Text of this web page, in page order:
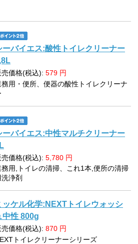
ーバイエス:酸性トイレクリーナー
売価格(税込): 579 円
務用・便所、便器の酸性トイレクリーナ
ーバイエス:中性マルチクリーナー
売価格(税込): 5,780 円
務用,トイレの清掃、これ1本,便所の清掃
洗浄剤
ッケル化学:NEXTトイレウォッシ
中性 800g
売価格(税込): 870 円
トイレクリーナーシリーズ